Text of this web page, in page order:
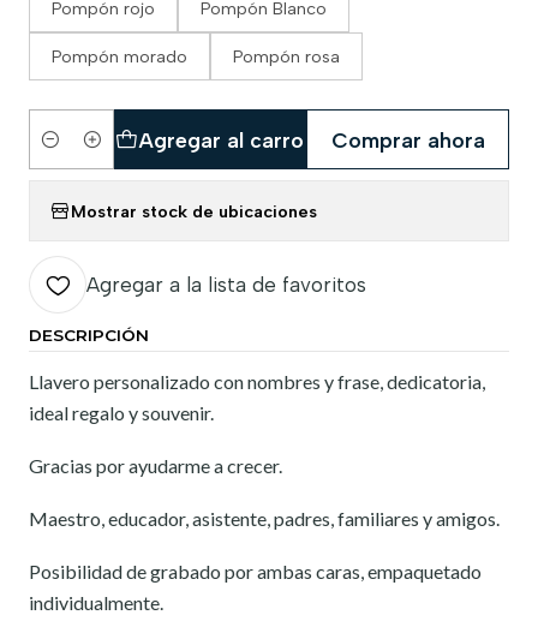
Pompón rojo Pompón Blanco
Pompón morado Pompón rosa
Cantidad
Agregar al carro Comprar ahora
Mostrar stock de ubicaciones
Agregar a la lista de favoritos
DESCRIPCIÓN
Llavero personalizado con nombres y frase, dedicatoria,
ideal regalo y souvenir.
Gracias por ayudarme a crecer.
Maestro, educador, asistente, padres, familiares y amigos.
Posibilidad de grabado por ambas caras, empaquetado
individualmente.